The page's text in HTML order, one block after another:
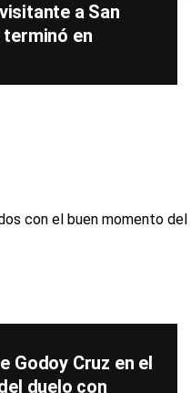
a San
en
Godoy Cruz en el
duelo con